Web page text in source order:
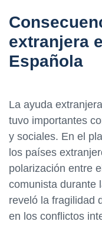
extranjera
Española
La ayuda
tuvo importantes
y sociales. En el
los países
polarización entre
comunista durante
reveló la fragilidad
en los conflictos